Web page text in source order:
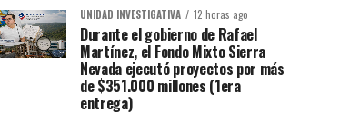
UNIDAD INVESTIGATIVA 12 horas ago
Durante el gobierno de Rafael
Martínez, el Fondo Mixto Sierra
Nevada ejecutó proyectos por más
de $351.000 millones (1era
entrega)